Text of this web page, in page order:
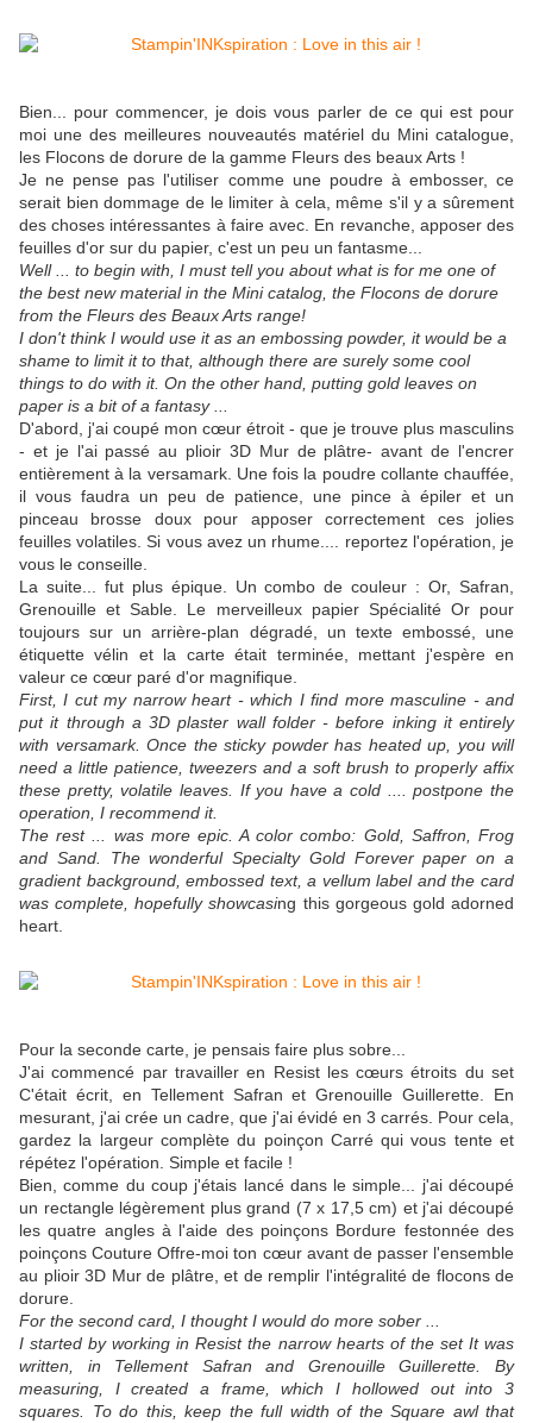
Bien... pour commencer, je dois vous parler de ce qui est pour
moi une des meilleures nouveautés matériel du Mini catalogue,
les Flocons de dorure de la gamme Fleurs des beaux Arts !
Je ne pense pas l'utiliser comme une poudre à embosser, ce
serait bien dommage de le limiter à cela, même s'il y a sûrement
des choses intéressantes à faire avec. En revanche, apposer des
feuilles d'or sur du papier, c'est un peu un fantasme...
Well ... to begin with, I must tell you about what is for me one of
the best new material in the Mini catalog, the Flocons de dorure
from the Fleurs des Beaux Arts range!
I don't think I would use it as an embossing powder, it would be a
shame to limit it to that, although there are surely some cool
things to do with it. On the other hand, putting gold leaves on
paper is a bit of a fantasy ...
D'abord, j'ai coupé mon cœur étroit - que je trouve plus masculins
- et je l'ai passé au plioir 3D Mur de plâtre- avant de l'encrer
entièrement à la versamark. Une fois la poudre collante chauffée,
il vous faudra un peu de patience, une pince à épiler et un
pinceau brosse doux pour apposer correctement ces jolies
feuilles volatiles. Si vous avez un rhume.... reportez l'opération, je
vous le conseille.
La suite... fut plus épique. Un combo de couleur : Or, Safran,
Grenouille et Sable. Le merveilleux papier Spécialité Or pour
toujours sur un arrière-plan dégradé, un texte embossé, une
étiquette vélin et la carte était terminée, mettant j'espère en
valeur ce cœur paré d'or magnifique.
First, I cut my narrow heart - which I find more masculine - and
put it through a 3D plaster wall folder - before inking it entirely
with versamark. Once the sticky powder has heated up, you will
need a little patience, tweezers and a soft brush to properly affix
these pretty, volatile leaves. If you have a cold .... postpone the
operation, I recommend it.
The rest ... was more epic. A color combo: Gold, Saffron, Frog
and Sand. The wonderful Specialty Gold Forever paper on a
gradient background, embossed text, a vellum label and the card
was complete, hopefully showcasing this gorgeous gold adorned
heart.
Pour la seconde carte, je pensais faire plus sobre...
J'ai commencé par travailler en Resist les cœurs étroits du set
C'était écrit, en Tellement Safran et Grenouille Guillerette. En
mesurant, j'ai crée un cadre, que j'ai évidé en 3 carrés. Pour cela,
gardez la largeur complète du poinçon Carré qui vous tente et
répétez l'opération. Simple et facile !
Bien, comme du coup j'étais lancé dans le simple... j'ai découpé
un rectangle légèrement plus grand (7 x 17,5 cm) et j'ai découpé
les quatre angles à l'aide des poinçons Bordure festonnée des
poinçons Couture Offre-moi ton cœur avant de passer l'ensemble
au plioir 3D Mur de plâtre, et de remplir l'intégralité de flocons de
dorure.
For the second card, I thought I would do more sober ...
I started by working in Resist the narrow hearts of the set It was
written, in Tellement Safran and Grenouille Guillerette. By
measuring, I created a frame, which I hollowed out into 3
squares. To do this, keep the full width of the Square awl that